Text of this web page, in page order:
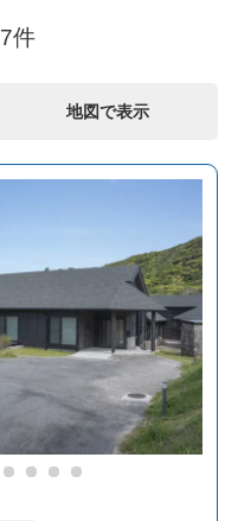
7件
地図で表示